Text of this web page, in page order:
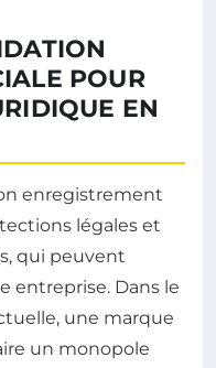
POUR
EN
enregistrement
légales et
qui peuvent
entreprise. Dans le
une marque
un monopole